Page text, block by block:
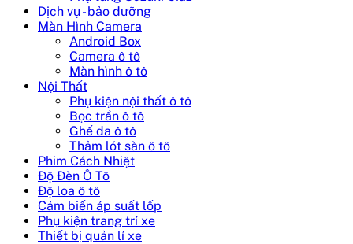
Dịch vụ - bảo dưỡng
Màn Hình Camera
Android Box
Camera ô tô
Màn hình ô tô
Nội Thất
Phụ kiện nội thất ô tô
Bọc trần ô tô
Ghế da ô tô
Thảm lót sàn ô tô
Phim Cách Nhiệt
Độ Đèn Ô Tô
Độ loa ô tô
Cảm biến áp suất lốp
Phụ kiện trang trí xe
Thiết bị quản lí xe